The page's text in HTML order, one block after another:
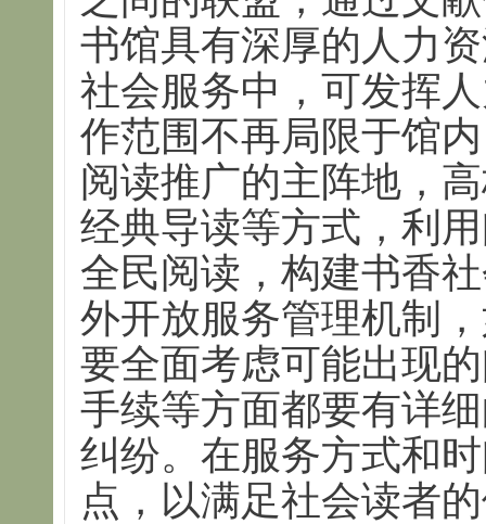
书馆具有深厚的人力
社会服务中，可发挥
作范围不再局限于馆
阅读推广的主阵地，
经典导读等方式，利
全民阅读，构建书香
外开放服务管理机制
要全面考虑可能出现
手续等方面都要有详
纠纷。在服务方式和
点，以满足社会读者